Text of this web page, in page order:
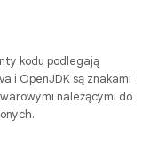
kodu podlegają
i OpenJDK są znakami
należącymi do